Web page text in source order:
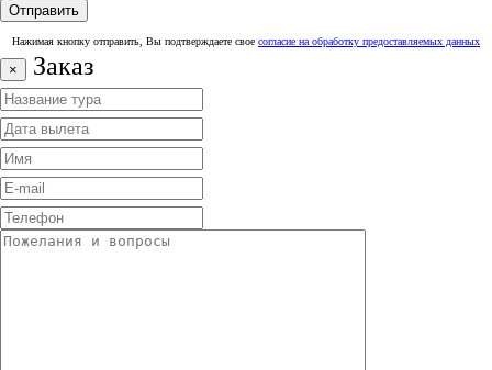
Нажимая кнопку отправить, Вы подтверждаете свое согласие на обработку предоставляемых данных
× Заказ